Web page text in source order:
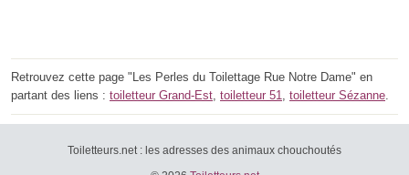
Retrouvez cette page "Les Perles du Toilettage Rue Notre Dame" en
partant des liens : toiletteur Grand-Est, toiletteur 51, toiletteur Sézanne.
Toiletteurs.net : les adresses des animaux chouchoutés